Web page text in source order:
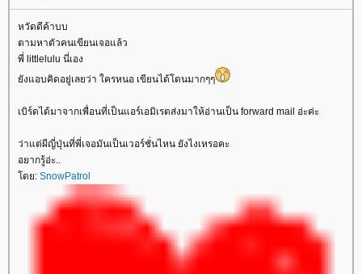
หวัดดีค้าบบ
ตามหาตัวคนเขียนเจอแล้ว
พี่ littlelulu นี่เอง
ังแอบคิดอยู่เลยว่า ใครหนอ เขียนได้โดนมากๆๆ
เบิร์ดได้มาจากเพื่อนที่เป็นแอร์เอมิเรตส่งมาให้อ่านเป็น forward mail อ่ะค่ะ
ว่าแต่ผีญี่ปุ่นที่พี่เจอมันเป็นเวอร์ชั่นไหน ยังไงเหรอคะ
อยากรู้อ่ะ..
ดย: SnowPatrol